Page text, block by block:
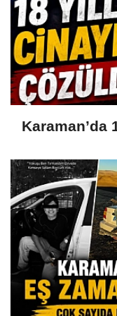
Karaman’da